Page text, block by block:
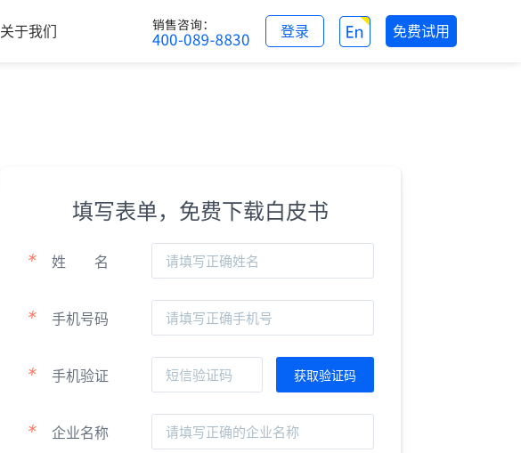
关于我们 免费试用
登录
填写表单，免费下载白皮书
* 姓 名
* 手机号码
* 手机验证
* 企业名称